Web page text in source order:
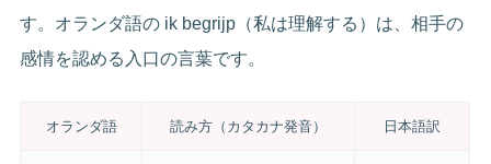
す。オランダ語の ik begrijp（私は理解する）は、相手の
感情を認める入口の言葉です。
オランダ語 読み方（カタカナ発音） 日本語訳